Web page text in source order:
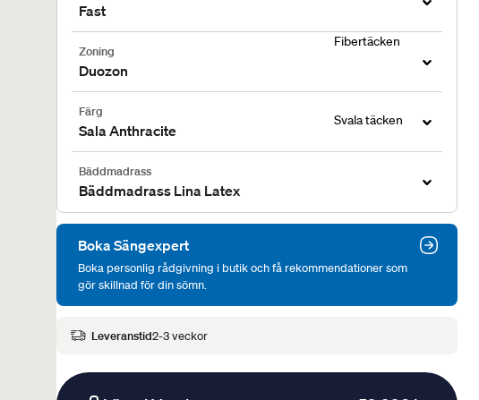
Fibertäcken
Svala täcken
Fast
Zoning
Duozon
Färg
Sala Anthracite
Bäddmadrass
Bäddmadrass Lina Latex
Boka Sängexpert
Boka personlig rådgivning i butik och få rekommendationer som
gör skillnad för din sömn.
Leveranstid2-3 veckor